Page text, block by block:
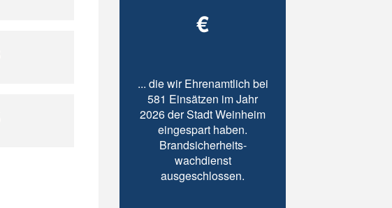
€
... die wir Ehrenamtlich bei
581 Einsätzen im Jahr
2026 der Stadt Weinheim
eingespart haben.
Brandsicherheits-
wachdienst
ausgeschlossen.